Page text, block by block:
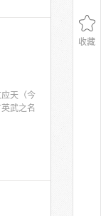
应天（今
武之名
收藏